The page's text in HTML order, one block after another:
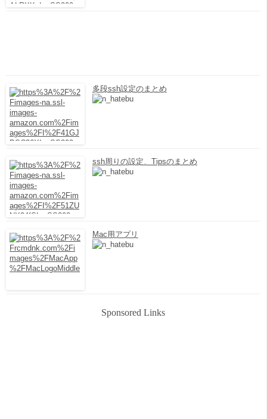
多段ssh設定のまとめ
ssh周りの設定、Tipsのまとめ
Mac用アプリ
Sponsored Links